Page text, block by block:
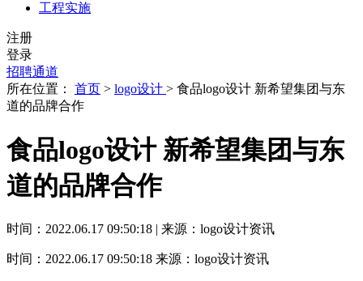
工程实施
注册
登录
招聘通道
所在位置： 首页 > logo设计 > 食品logo设计 新希望集团与东
道的品牌合作
食品logo设计 新希望集团与东
道的品牌合作
时间：2022.06.17 09:50:18 | 来源：logo设计资讯
时间：2022.06.17 09:50:18 来源：logo设计资讯